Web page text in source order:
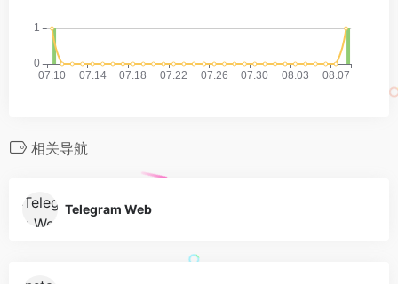
相关导航
Telegram Web